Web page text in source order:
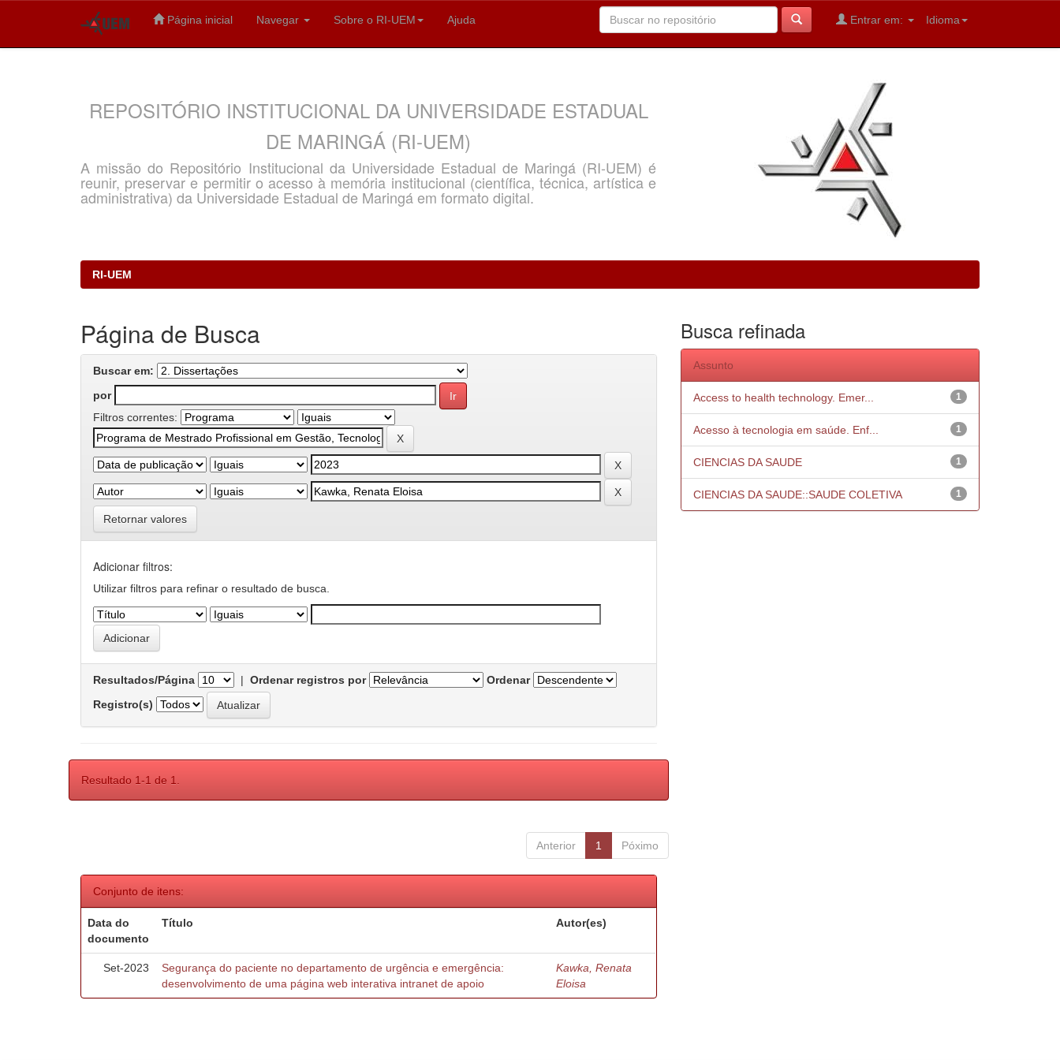
Página inicial Navegar Sobre o RI-UEM Ajuda Idioma
Entrar em:
REPOSITÓRIO INSTITUCIONAL DA UNIVERSIDADE ESTADUAL
DE MARINGÁ (RI-UEM)
A missão do Repositório Institucional da Universidade Estadual de Maringá (RI-UEM) é
reunir, preservar e permitir o acesso à memória institucional (científica, técnica, artística e
administrativa) da Universidade Estadual de Maringá em formato digital.
RI-UEM
Página de Busca
Buscar em:
por
Filtros correntes:
Retornar valores
Adicionar filtros:
Utilizar filtros para refinar o resultado de busca.
Resultados/Página | Ordenar registros por
Ordenar
Registro(s)
Resultado 1-1 de 1.
Anterior 1 Póximo
Conjunto de itens:
Data do
documento
Título Autor(es)
Set-2023
Segurança do paciente no departamento de urgência e emergência:
desenvolvimento de uma página web interativa intranet de apoio
Kawka, Renata
Eloisa
Busca refinada
Assunto
1
Access to health technology. Emer...
1
Acesso à tecnologia em saúde. Enf...
1
CIENCIAS DA SAUDE
1
CIENCIAS DA SAUDE::SAUDE COLETIVA